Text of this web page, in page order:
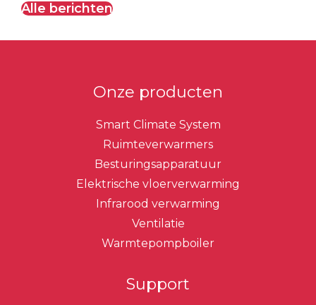
Alle berichten
Onze producten
Smart Climate System
Ruimteverwarmers
Besturingsapparatuur
Elektrische vloerverwarming
Infrarood verwarming
Ventilatie
Warmtepompboiler
Support